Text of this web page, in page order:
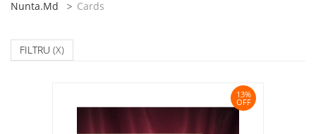
Nunta.md Cards
FILTRU (X)
13%
OFF